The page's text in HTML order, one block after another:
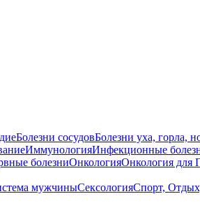
Болезни сосудовБолезни уха, горла,
ИммунологияИнфекционные
болезниОнкологияОнкология для
мужчиныСексологияСпорт,